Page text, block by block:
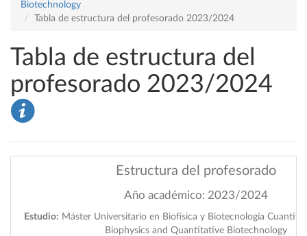
Biotechnology
Tabla de estructura del profesorado 2023/2024
Tabla de estructura del
profesorado 2023/2024
Estructura del profesorado
Año académico: 2023/2024
Estudio: Máster Universitario en Biofísica y Biotecnología
Biophysics and Quantitative Biotechnology